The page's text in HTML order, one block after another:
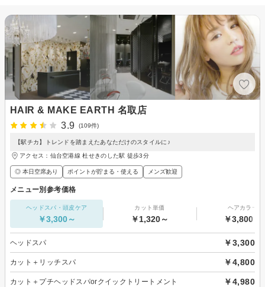
HAIR & MAKE EARTH 名取店
3.9
(109件)
【駅チカ】トレンドを踏まえたあなただけのスタイルに♪
アクセス：仙台空港線 杜せきのした駅 徒歩3分
◎ 本日空席あり ポイントが貯まる・使える メンズ歓迎
メニュー別参考価格
ヘッドスパ・頭皮ケア
￥3,300～
カット単価
￥1,320～
ヘアカラー
￥3,800～
ヘッドスパ ￥3,300
カット＋リッチスパ ￥4,800
カット＋プチヘッドスパorクイックトリートメント ￥4,980